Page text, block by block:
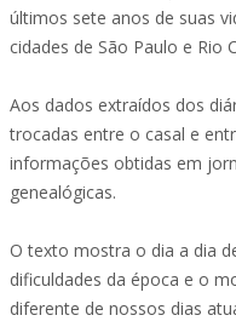
últimos sete anos de suas
cidades de São Paulo e Rio
Aos dados extraídos dos
trocadas entre o casal e
informações obtidas em
genealógicas.
O texto mostra o dia a dia
dificuldades da época e o
diferente de nossos dias